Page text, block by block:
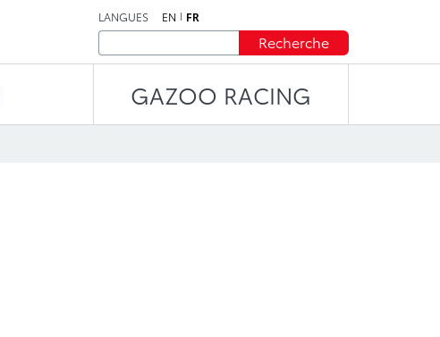
LANGUES EN FR
Recherche
GAZOO RACING